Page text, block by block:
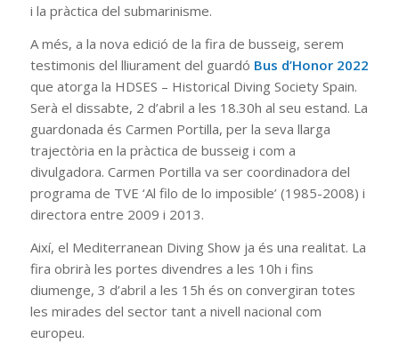
i la pràctica del submarinisme.
A més, a la nova edició de la fira de busseig, serem
testimonis del lliurament del guardó Bus d’Honor 2022
que atorga la HDSES – Historical Diving Society Spain.
Serà el dissabte, 2 d’abril a les 18.30h al seu estand. La
guardonada és Carmen Portilla, per la seva llarga
trajectòria en la pràctica de busseig i com a
divulgadora. Carmen Portilla va ser coordinadora del
programa de TVE ‘Al filo de lo imposible’ (1985-2008) i
directora entre 2009 i 2013.
Així, el Mediterranean Diving Show ja és una realitat. La
fira obrirà les portes divendres a les 10h i fins
diumenge, 3 d’abril a les 15h és on convergiran totes
les mirades del sector tant a nivell nacional com
europeu.